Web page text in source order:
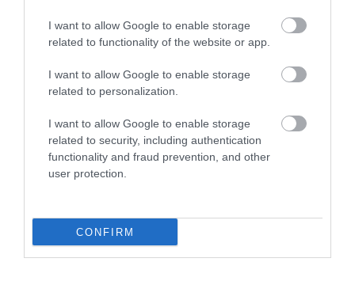
I want to allow Google to enable storage
related to functionality of the website or app.
I want to allow Google to enable storage
related to personalization.
I want to allow Google to enable storage
related to security, including authentication
functionality and fraud prevention, and other
user protection.
CONFIRM
HŐKUPOLA MAGYARORSZÁG
FEDŐ, ÉS MI TÖRTÉNIK
ALATTA A TERMÉSZETTEL?
VÁLTOZATOS NÖVÉNYZET
ASZÁLY IDEJÉN IS OKOSABB
STRATÉGIA